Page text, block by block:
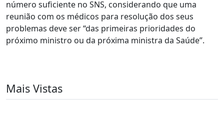
número suficiente no SNS, considerando que uma
reunião com os médicos para resolução dos seus
problemas deve ser “das primeiras prioridades do
próximo ministro ou da próxima ministra da Saúde”.
Mais Vistas